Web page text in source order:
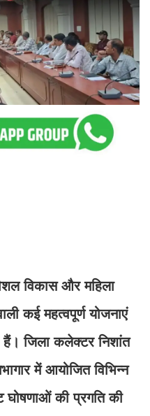
विकास और महिला
कई महत्वपूर्ण योजनाएं
जिला कलेक्टर निशांत
में आयोजित विभिन्न
घोषणाओं की प्रगति की